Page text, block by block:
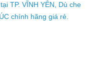
TP. VĨNH YÊN, Dù che
chính hãng giá rẻ.